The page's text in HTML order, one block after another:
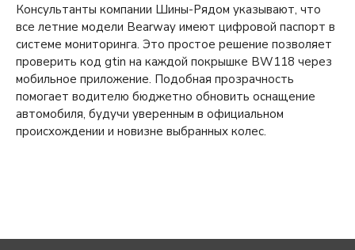
Консультанты компании Шины-Рядом указывают, что
все летние модели Bearway имеют цифровой паспорт в
системе мониторинга. Это простое решение позволяет
проверить код gtin на каждой покрышке BW118 через
мобильное приложение. Подобная прозрачность
помогает водителю бюджетно обновить оснащение
автомобиля, будучи уверенным в официальном
происхождении и новизне выбранных колес.